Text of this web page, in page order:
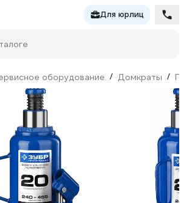
Для юрлиц
оборудование / Домкраты /